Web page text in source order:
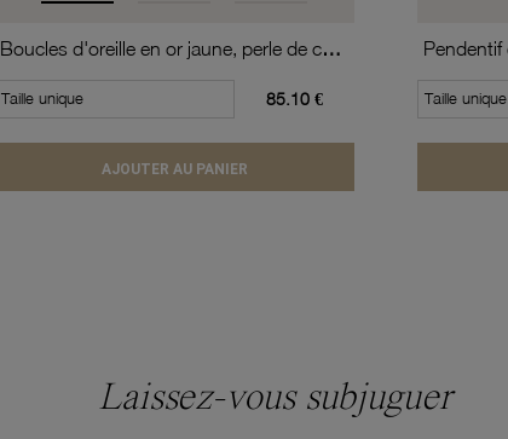
Boucles d'oreille en or jaune, perle de culture
Taille unique 85.10 €
AJOUTER AU PANIER
Taille unique
Laissez-vous subjuguer